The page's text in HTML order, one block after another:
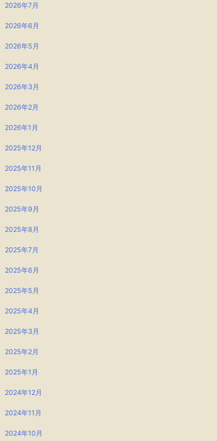
2026年7月
2026年6月
2026年5月
2026年4月
2026年3月
2026年2月
2026年1月
2025年12月
2025年11月
2025年10月
2025年9月
2025年8月
2025年7月
2025年6月
2025年5月
2025年4月
2025年3月
2025年2月
2025年1月
2024年12月
2024年11月
2024年10月